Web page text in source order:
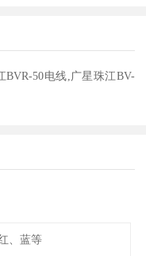
BVR-50电线,广星珠江BV-
、蓝等